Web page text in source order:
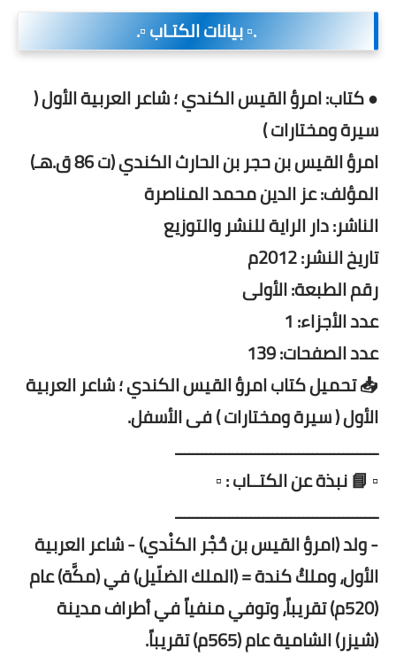
.▫️ بيانات الكتـاب ▫️.
● كتاب: امرؤ القيس الكندي ؛ شاعر العربية الأول (
سيرة ومختارات )
امرؤ القيس بن حجر بن الحارث الكندي (ت 86 ق.هـ)
المؤلف: عز الدين محمد المناصرة
الناشر: دار الراية للنشر والتوزيع
تاريخ النشر: 2012م
رقم الطبعة: الأولى
عدد الأجزاء: 1
عدد الصفحات: 139
📥 تحميل كتاب امرؤ القيس الكندي ؛ شاعر العربية
الأول ( سيرة ومختارات ) فى الأسفل.
ــــــــــــــــــــــــــــــــــــــــــــــ
▫️ 📘 نبذة عن الكتــاب : ▫️
ــــــــــــــــــــــــــــــــــــــــــــــ
- ولد (امرؤ القيس بن حُجْر الكنْدي) - شاعر العربية
الأول، وملكُ كندة = (الملك الضلّيل) في (مكَّة) عام
(520م) تقريباً، وتوفي منفياً في أطراف مدينة
(شيزر) الشامية عام (565م) تقريباً.